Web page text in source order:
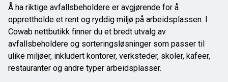
Å ha riktige avfallsbeholdere er avgjørende for å
opprettholde et rent og ryddig miljø på arbeidsplassen. I
Cowab nettbutikk finner du et bredt utvalg av
avfallsbeholdere og sorteringsløsninger som passer til
ulike miljøer, inkludert kontorer, verksteder, skoler, kafeer,
restauranter og andre typer arbeidsplasser.